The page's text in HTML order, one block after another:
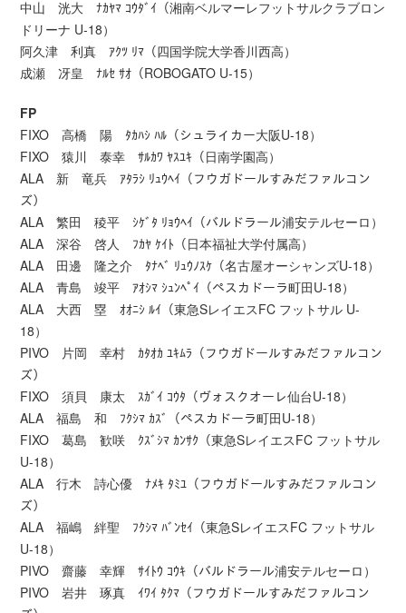
中山 洸大 ﾅｶﾔﾏ ｺｳﾀﾞｲ（湘南ベルマーレフットサルクラブロン
ドリーナ U-18）
阿久津 利真 ｱｸﾂ ﾘﾏ（四国学院大学香川西高）
成瀬 冴皇 ﾅﾙｾ ｻｵ（ROBOGATO U-15）
FP
FIXO 高橋 陽 ﾀｶﾊｼ ﾊﾙ（シュライカー大阪U-18）
FIXO 猿川 泰幸 ｻﾙｶﾜ ﾔｽﾕｷ（日南学園高）
ALA 新 竜兵 ｱﾀﾗｼ ﾘｭｳﾍｲ（フウガドールすみだファルコン
ズ）
ALA 繁田 稜平 ｼｹﾞﾀ ﾘｮｳﾍｲ（バルドラール浦安テルセーロ）
ALA 深谷 啓人 ﾌｶﾔ ｹｲﾄ（日本福祉大学付属高）
ALA 田邊 隆之介 ﾀﾅﾍﾞ ﾘｭｳﾉｽｹ（名古屋オーシャンズU-18）
ALA 青島 竣平 ｱｵｼﾏ ｼｭﾝﾍﾟｲ（ペスカドーラ町田U-18）
ALA 大西 塁 ｵｵﾆｼ ﾙｲ（東急SレイエスFC フットサル U-
18）
PIVO 片岡 幸村 ｶﾀｵｶ ﾕｷﾑﾗ（フウガドールすみだファルコン
ズ）
FIXO 須貝 康太 ｽｶﾞｲ ｺｳﾀ（ヴォスクオーレ仙台U-18）
ALA 福島 和 ﾌｸｼﾏ ｶｽﾞ（ペスカドーラ町田U-18）
FIXO 葛島 歓咲 ｸｽﾞｼﾏ ｶﾝｻｸ（東急SレイエスFC フットサル
U-18）
ALA 行木 詩心優 ﾅﾒｷ ﾀﾐﾕ（フウガドールすみだファルコン
ズ）
ALA 福嶋 絆聖 ﾌｸｼﾏ ﾊﾞﾝｾｲ（東急SレイエスFC フットサル
U-18）
PIVO 齋藤 幸輝 ｻｲﾄｳ ｺｳｷ（バルドラール浦安テルセーロ）
PIVO 岩井 琢真 ｲﾜｲ ﾀｸﾏ（フウガドールすみだファルコン